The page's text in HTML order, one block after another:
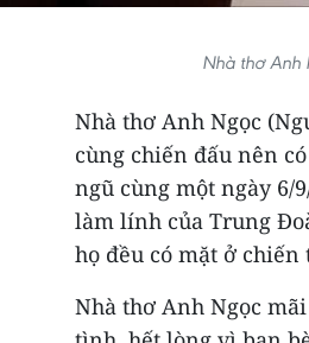
Nhà thơ Anh
Nhà thơ Anh Ngọc
cùng chiến đấu nên
ngũ cùng một ngày 6/
làm lính của Trung
họ đều có mặt ở
Nhà thơ Anh Ngọc